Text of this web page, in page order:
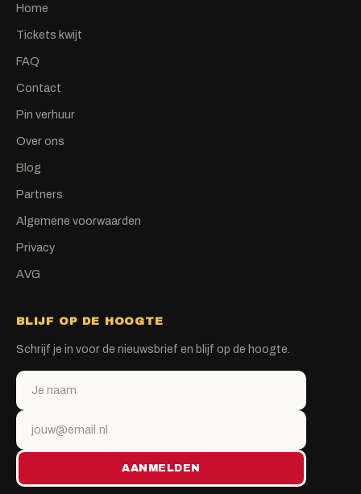
Home
Tickets kwijt
FAQ
Contact
Pin verhuur
Over ons
Blog
Partners
Algemene voorwaarden
Privacy
AVG
BLIJF OP DE HOOGTE
Schrijf je in voor de nieuwsbrief en blijf op de hoogte.
AANMELDEN